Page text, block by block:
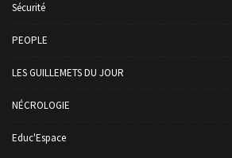
Sécurité
PEOPLE
LES GUILLEMETS DU JOUR
NÉCROLOGIE
Educ'Espace